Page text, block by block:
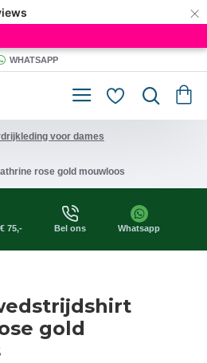
×
WHATSAPP
voor dames
rose gold mouwloos
75,- Bel ons Whatsapp
gold